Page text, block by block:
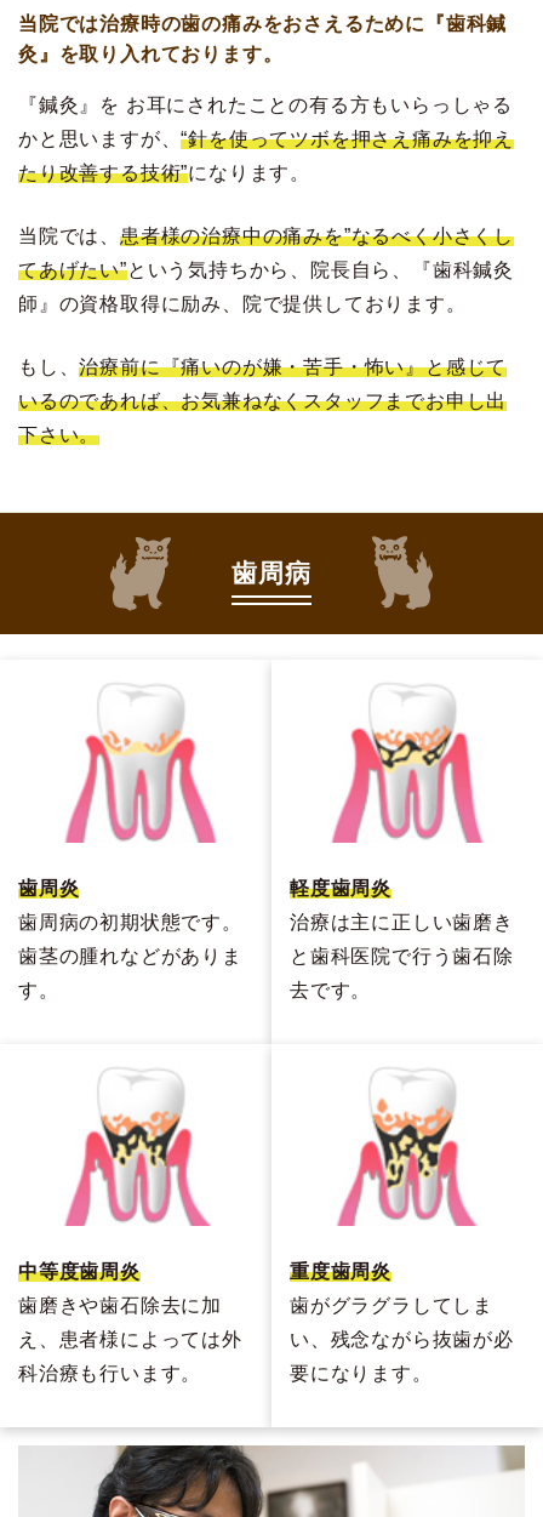
当院では治療時の歯の痛みをおさえるために『歯科鍼
灸』を取り入れております。
『鍼灸』を お耳にされたことの有る方もいらっしゃる
かと思いますが、“針を使ってツボを押さえ痛みを抑え
たり改善する技術”になります。
当院では、 患者様の治療中の痛みを”なるべく小さくし
てあげたい”という気持ちから、院長自ら、『歯科鍼灸
師』の資格取得に励み、院で提供しております。
もし、治療前に『痛いのが嫌・苦手・怖い』と感じて
いるのであれば、お気兼ねなくスタッフまでお申し出
下さい。
歯周病
歯周炎
歯周病の初期状態です。
歯茎の腫れなどがありま
す。
軽度歯周炎
治療は主に正しい歯磨き
と歯科医院で行う歯石除
去です。
中等度歯周炎
歯磨きや歯石除去に加
え、患者様によっては外
科治療も行います。
重度歯周炎
歯がグラグラしてしま
い、残念ながら抜歯が必
要になります。